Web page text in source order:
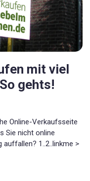
mit viel
gehts!
Online-Verkaufsseite
Sie nicht online
1..2..linkme >